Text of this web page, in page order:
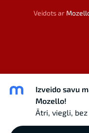
Veidots ar
Izveido savu
Mozello!
Ātri, viegli,